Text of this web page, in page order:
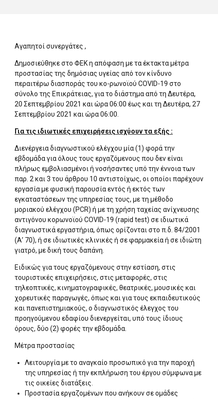
Αγαπητοί συνεργάτες ,
Δημοσιεύθηκε στο ΦΕΚ η απόφαση με τα έκτακτα μέτρα
προστασίας της δημόσιας υγείας από τον κίνδυνο
περαιτέρω διασποράς του κο-ρωνοϊού COVID-19 στο
σύνολο της Επικράτειας, για το διάστημα από τη Δευτέρα,
20 Σεπτεμβρίου 2021 και ώρα 06:00 έως και τη Δευτέρα, 27
Σεπτεμβρίου 2021 και ώρα 06:00.
Για τις ιδιωτικές επιχειρήσεις ισχύουν τα εξής :
Διενέργεια διαγνωστικού ελέγχου μία (1) φορά την
εβδομάδα για όλους τους εργαζόμενους που δεν είναι
πλήρως εμβολιασμένοι ή νοσήσαντες υπό την έννοια των
παρ. 2 και 3 του άρθρου 10 αντιστοίχως, οι οποίοι παρέχουν
εργασία με φυσική παρουσία εντός ή εκτός των
εγκαταστάσεων της υπηρεσίας τους, με τη μέθοδο
μοριακού ελέγχου (PCR) ή με τη χρήση ταχείας ανίχνευσης
αντιγόνου κορωνοϊού COVID-19 (rapid test) σε ιδιωτικά
διαγνωστικά εργαστήρια, όπως ορίζονται στο π.δ. 84/2001
(Α’ 70), ή σε ιδιωτικές κλινικές ή σε φαρμακεία ή σε ιδιώτη
γιατρό, με δική τους δαπάνη.
Ειδικώς για τους εργαζόμενους στην εστίαση, στις
τουριστικές επιχειρήσεις, στις μεταφορές, στις
τηλεοπτικές, κινηματογραφικές, θεατρικές, μουσικές και
χορευτικές παραγωγές, όπως και για τους εκπαιδευτικούς
και πανεπιστημιακούς, ο διαγνωστικός έλεγχος του
προηγούμενου εδαφίου διενεργείται, υπό τους ίδιους
όρους, δύο (2) φορές την εβδομάδα.
Μέτρα προστασίας
Λειτουργία με το αναγκαίο προσωπικό για την παροχή
της υπηρεσίας ή την εκπλήρωση του έργου σύμφωνα με
τις οικείες διατάξεις.
Προστασία εργαζομένων που ανήκουν σε ομάδες